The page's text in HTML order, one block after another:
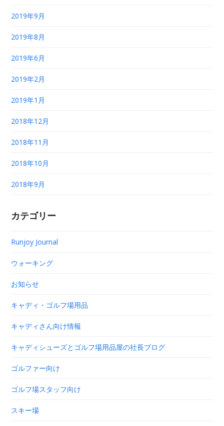
2019年9月
2019年8月
2019年6月
2019年2月
2019年1月
2018年12月
2018年11月
2018年10月
2018年9月
カテゴリー
Runjoy Journal
ウォーキング
お知らせ
キャディ・ゴルフ場用品
キャディさん向け情報
キャディシューズとゴルフ場用品屋の社長ブログ
ゴルファー向け
ゴルフ場スタッフ向け
スキー場